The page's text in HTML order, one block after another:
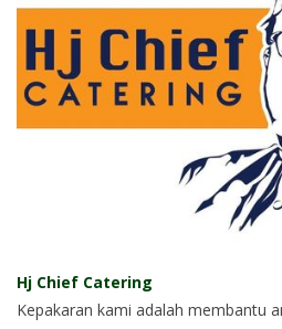
Hj Chief Catering
Kepakaran kami adalah membantu